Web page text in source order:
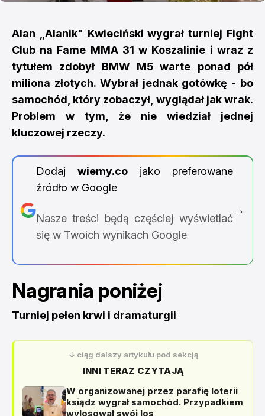
Alan „Alanik" Kwieciński wygrał turniej Fight
Club na Fame MMA 31 w Koszalinie i wraz z
tytułem zdobył BMW M5 warte ponad pół
miliona złotych. Wybrał jednak gotówkę - bo
samochód, który zobaczył, wyglądał jak wrak.
Problem w tym, że nie wiedział jednej
kluczowej rzeczy.
Dodaj wiemy.cojako preferowane
źródło w Google
Nasze treści będą częściej wyświetlać
się w Twoich wynikach Google
→
Nagrania poniżej
Turniej pełen krwi i dramaturgii
↓ ciąg dalszy artykułu pod sekcją
INNI TERAZ CZYTAJĄ
W organizowanej przez parafię loterii
ksiądz wygrał samochód. Przypadkiem
wylosował swój los